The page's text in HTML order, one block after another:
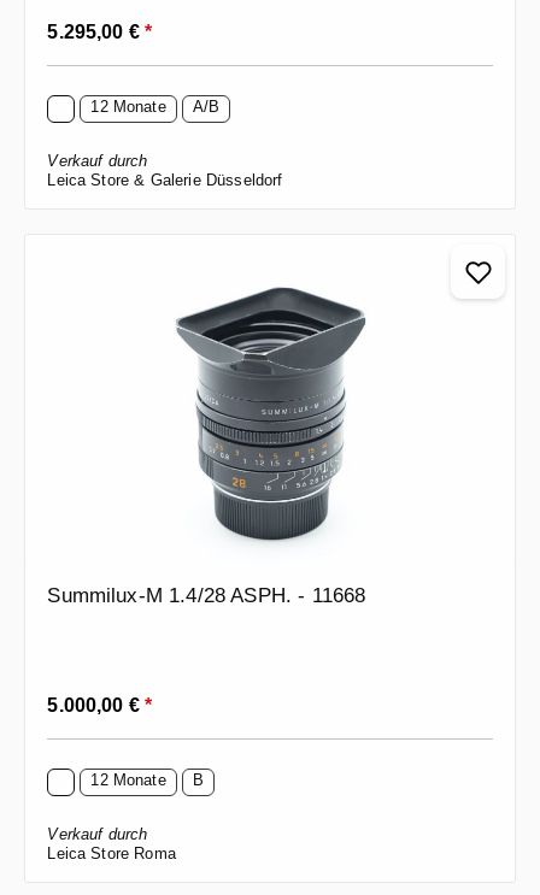
Regulärer Preis:
5.295,00 €*
12 Monate A/B
Verkauf durch
Leica Store & Galerie Düsseldorf
Summilux-M 1.4/28 ASPH. - 11668
Regulärer Preis:
5.000,00 €*
12 Monate B
Verkauf durch
Leica Store Roma